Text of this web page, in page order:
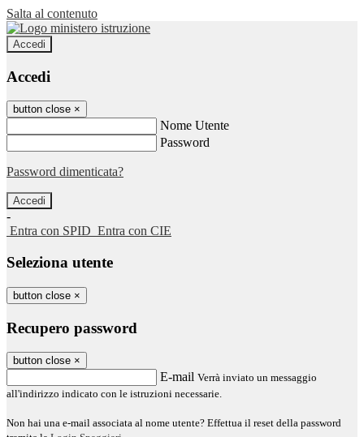
Salta al contenuto
Accedi
Accedi
button close ×
Nome Utente
Password
Password dimenticata?
-
Entra con SPID Entra con CIE
Seleziona utente
button close ×
Recupero password
button close ×
E-mail Verrà inviato un messaggio
all'indirizzo indicato con le istruzioni necessarie.
Non hai una e-mail associata al nome utente? Effettua il reset della password